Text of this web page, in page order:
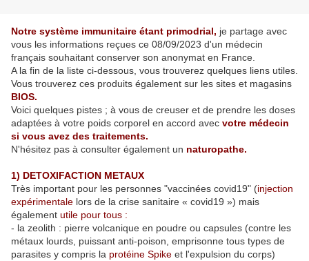
Notre système immunitaire étant primodrial, je partage avec
vous les informations reçues ce 08/09/2023 d'un médecin
français souhaitant conserver son anonymat en France.
A la fin de la liste ci-dessous, vous trouverez quelques liens utiles.
Vous trouverez ces produits également sur les sites et magasins
BIOS.
Voici quelques pistes ; à vous de creuser et de prendre les doses
adaptées à votre poids corporel en accord avec votre médecin
si vous avez des traitements.
N'hésitez pas à consulter également un naturopathe.
1) DETOXIFACTION METAUX
Très important pour les personnes "vaccinées covid19" (injection
expérimentale lors de la crise sanitaire « covid19 ») mais
également utile pour tous :
- la zeolith : pierre volcanique en poudre ou capsules (contre les
métaux lourds, puissant anti-poison, emprisonne tous types de
parasites y compris la protéine Spike et l'expulsion du corps)